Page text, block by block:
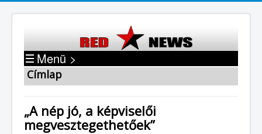
Menü >
Címlap
„A nép jó, a képviselői
megvesztegethetőek”